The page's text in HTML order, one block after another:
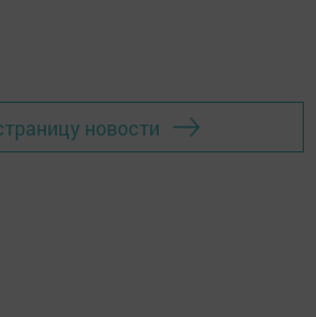
новости